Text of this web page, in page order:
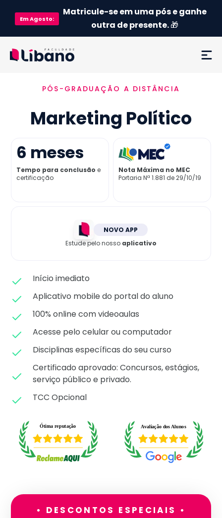
EmAgosto:
Matricule-se em uma pós e ganhe
outra de presente.🎁
Ementa
Como funciona
Credenciamento MEC
Preço
PÓS-GRADUAÇÃO A DISTÂNCIA
Marketing Político
6 meses
Tempo para conclusão e
certificação
Nota Máxima no MEC
Portaria Nª 1.881 de 29/10/19
NOVO APP
Estude pelo nosso aplicativo
Início imediato
Aplicativo mobile do portal do aluno
100% online com videoaulas
Acesse pelo celular ou computador
Disciplinas específicas do seu curso
Certificado aprovado: Concursos, estágios,
serviço público e privado.
TCC Opcional
• DESCONTOS ESPECIAIS •